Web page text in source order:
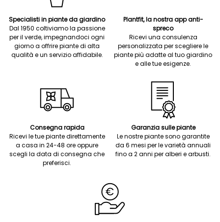
Specialisti in piante da giardino
Dal 1950 coltiviamo la passione
per il verde, impegnandoci ogni
giorno a offrire piante di alta
qualità e un servizio affidabile.
Plantfit, la nostra app anti-
spreco
Ricevi una consulenza
personalizzata per scegliere le
piante più adatte al tuo giardino
e alle tue esigenze.
Consegna rapida
Ricevi le tue piante direttamente
a casa in 24-48 ore oppure
scegli la data di consegna che
preferisci.
Garanzia sulle piante
Le nostre piante sono garantite
da 6 mesi per le varietà annuali
fino a 2 anni per alberi e arbusti.